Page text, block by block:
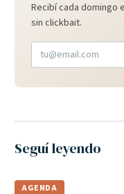
Recibí cada domingo
sin clickbait.
Seguí leyendo
AGENDA